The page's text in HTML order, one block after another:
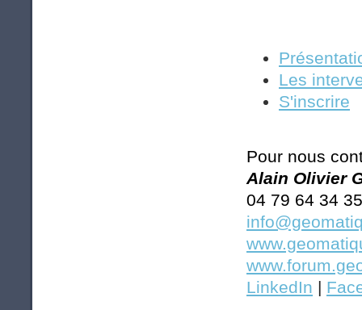
Les
S'inscrire
Pour nous
Alain Olivier
04 79 64 34 35
LinkedIn |